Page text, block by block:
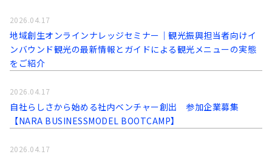
地域創生オンラインナレッジセミナー｜観光振興担当者向けイ
ンバウンド観光の最新情報とガイドによる観光メニューの実態
をご紹介
2026.04.17
自社らしさから始める社内ベンチャー創出 参加企業募集
【NARA BUSINESSMODEL BOOTCAMP】
2026.04.17
2026.04.17